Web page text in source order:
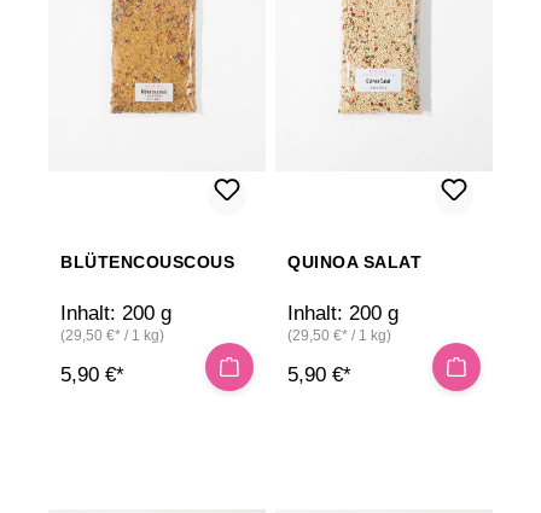
BLÜTENCOUSCOUS
Inhalt: 200 g
(29,50 €* / 1 kg)
5,90 €*
QUINOA SALAT
Inhalt: 200 g
(29,50 €* / 1 kg)
5,90 €*